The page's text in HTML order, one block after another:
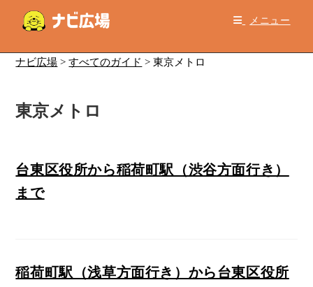
メニュー
ナビ広場 >すべてのガイド >東京メトロ
東京メトロ
台東区役所から稲荷町駅（渋谷方面行き）
まで
稲荷町駅（浅草方面行き）から台東区役所